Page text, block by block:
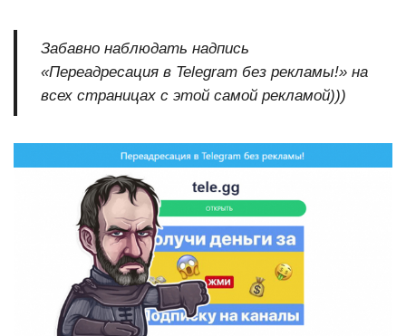
Забавно наблюдать надпись
«Переадресация в Telegram без рекламы!» на
всех страницах с этой самой рекламой)))